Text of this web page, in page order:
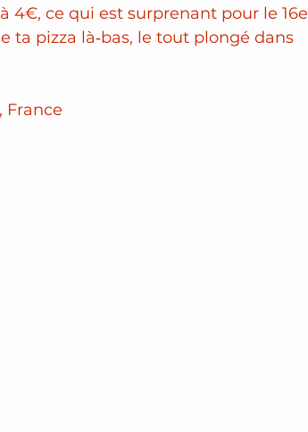
4€, ce qui est surprenant pour le 16e
ta pizza là‑bas, le tout plongé dans
France